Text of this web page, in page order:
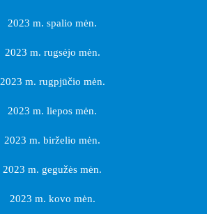
2023 m. spalio mėn.
2023 m. rugsėjo mėn.
2023 m. rugpjūčio mėn.
2023 m. liepos mėn.
2023 m. birželio mėn.
2023 m. gegužės mėn.
2023 m. kovo mėn.